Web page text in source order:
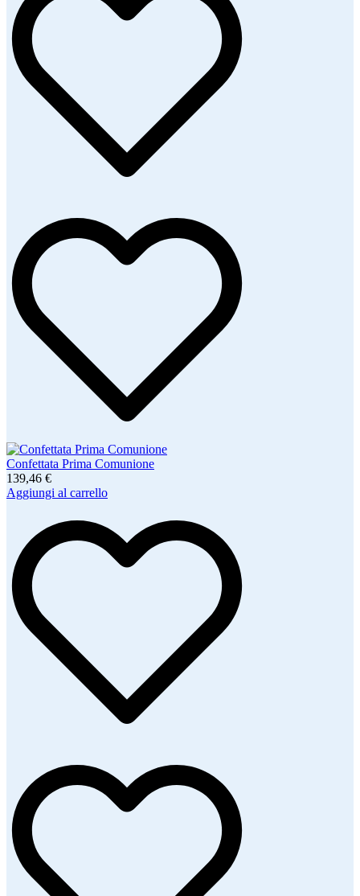
Confettata Prima Comunione
139,46 €
Aggiungi al carrello